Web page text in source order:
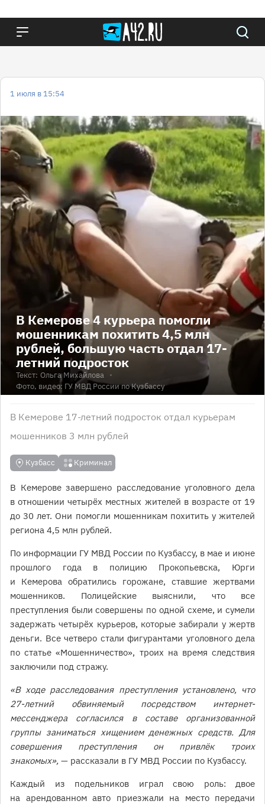
1 июля в 15:54
В Кемерове 4 курьера помогли
мошенникам похитить 4,5 млн
рублей, большую часть отдал 17-
летний подросток
Текст: Ольга Михайлова
Фото, видео: ГУ МВД России по Кузбассу
В Кемерове 17-летний подросток отдал курьерам
мошенников 3 млн рублей
Кузбасс Криминал
В Кемерове завершено расследование уголовного дела
в отношении четырёх местных жителей в возрасте от 19
до 30 лет. Они помогли мошенникам похитить у жителей
региона 4,5 млн рублей.
По информации ГУ МВД России по Кузбассу, в мае и июне
прошлого года в полицию Прокопьевска, Юрги
и Кемерова обратились горожане, ставшие жертвами
мошенников. Полицейские выяснили, что все
преступления были совершены по одной схеме, и сумели
задержать четырёх курьеров, которые забирали у жертв
деньги. Все четверо стали фигурантами уголовного дела
по статье «Мошенничество», троих на время следствия
заключили под стражу.
«В ходе расследования преступления установлено, что
27-летний обвиняемый посредством интернет-
мессенджера согласился в составе организованной
группы заниматься хищением денежных средств. Для
совершения преступления он привлёк троих
знакомых», — рассказали в ГУ МВД России по Кузбассу.
Каждый из подельников играл свою роль: двое
на арендованном авто приезжали на место передачи